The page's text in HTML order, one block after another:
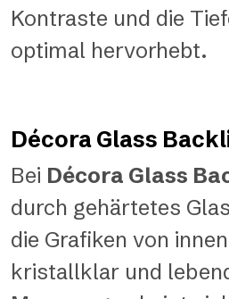
Kontraste und die
optimal hervorhebt.
Décora Glass
Bei Décora Glass
durch gehärtetes
die Grafiken von
kristallklar und